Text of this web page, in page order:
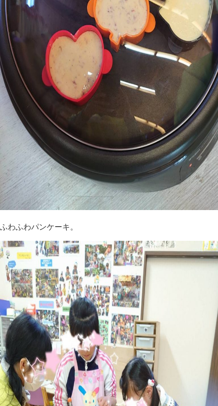
ふわふわパンケーキ。